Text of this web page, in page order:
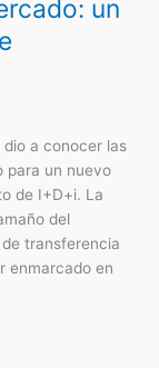
un
dio a conocer las
para un nuevo
de I+D+i. La
del
transferencia
enmarcado en